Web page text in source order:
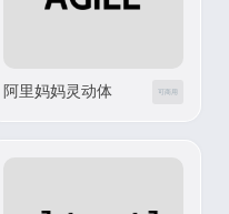
阿里妈妈灵动体 可商用